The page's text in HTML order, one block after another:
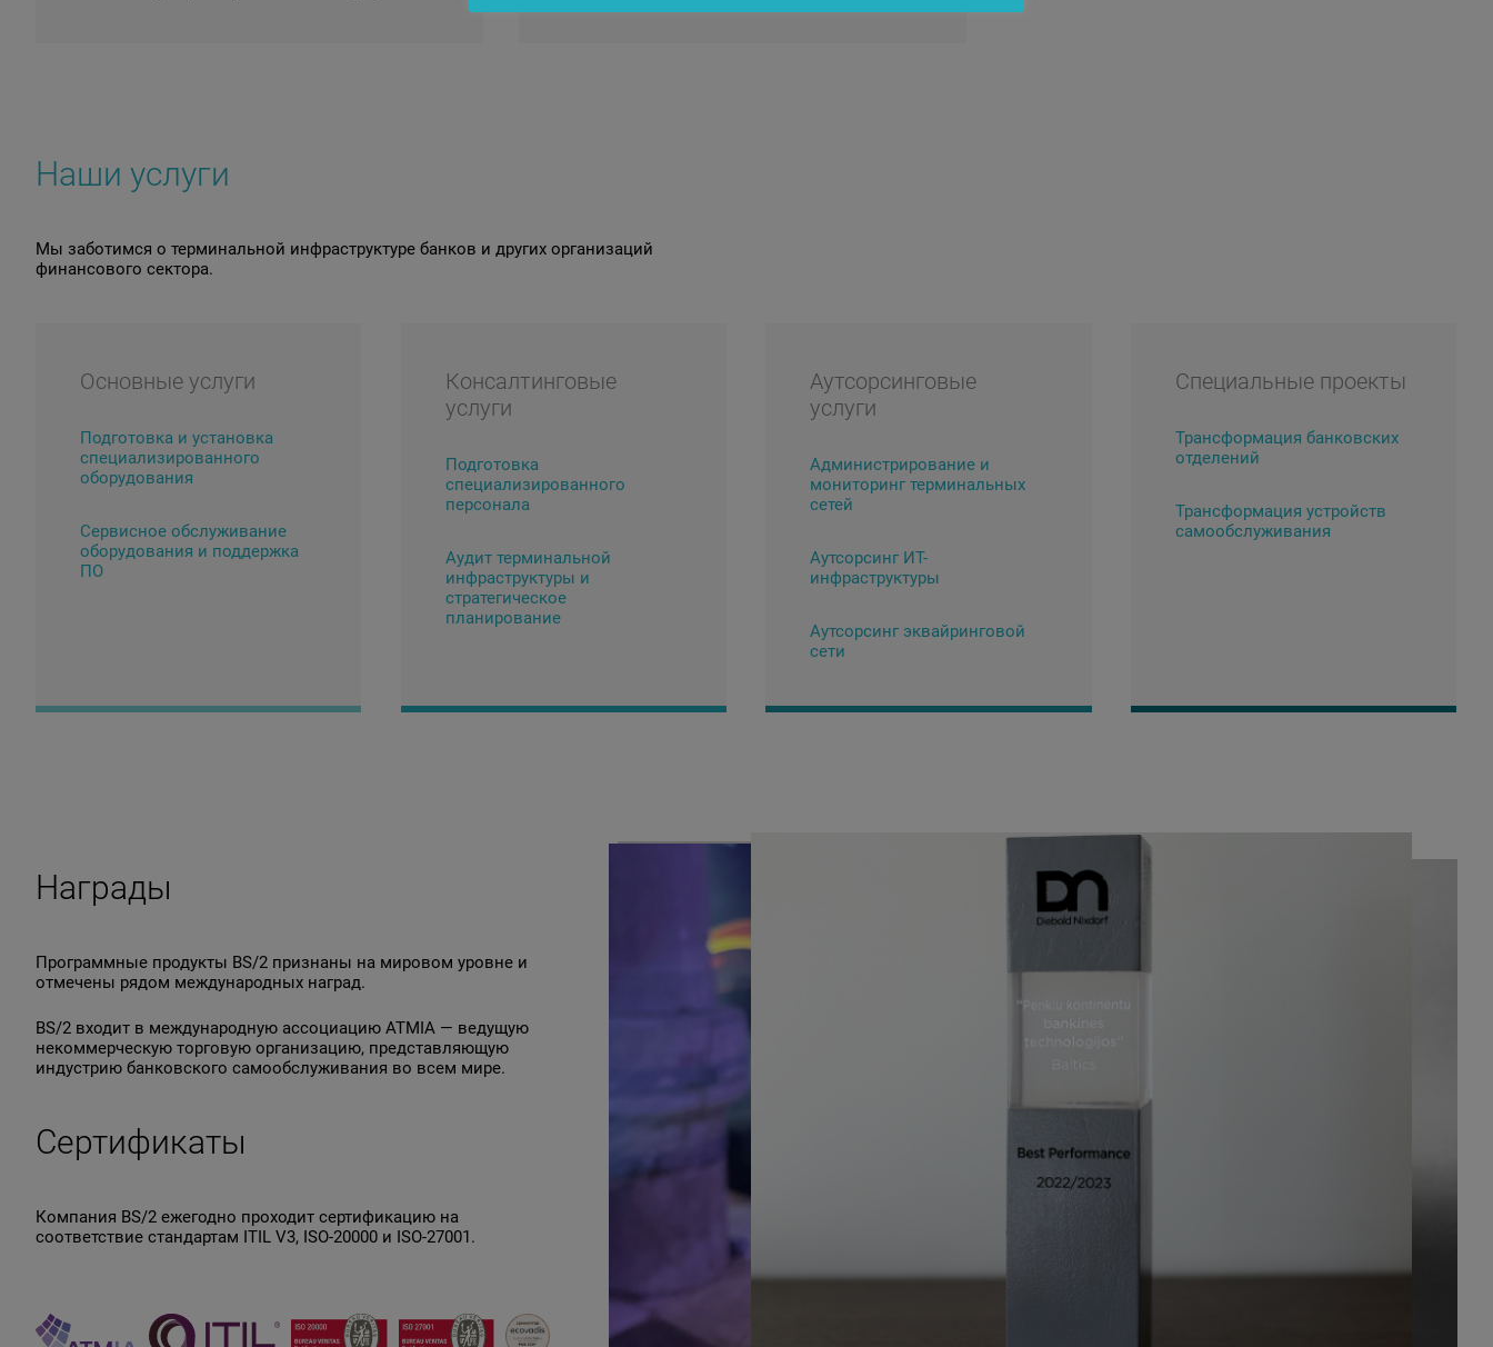
Наши услуги
Мы заботимся о терминальной инфраструктуре банков и других организаций
финансового сектора.
Основные услуги
Подготовка и установка
специализированного
оборудования
Сервисное обслуживание
оборудования и поддержка
ПО
Консалтинговые
услуги
Подготовка
специализированного
персонала
Аудит терминальной
инфраструктуры и
стратегическое
планирование
Аутсорсинговые
услуги
Администрирование и
мониторинг терминальных
сетей
Аутсорсинг ИТ-
инфраструктуры
Аутсорсинг эквайринговой
сети
Специальные проекты
Трансформация банковских
отделений
Трансформация устройств
самообслуживания
Награды
Программные продукты BS/2 признаны на мировом уровне и
отмечены рядом международных наград.
BS/2 входит в международную ассоциацию ATMIA — ведущую
некоммерческую торговую организацию, представляющую
индустрию банковского самообслуживания во всем мире.
Сертификаты
Компания BS/2 ежегодно проходит сертификацию на
соответствие стандартам ITIL V3, ISO-20000 и ISO-27001.